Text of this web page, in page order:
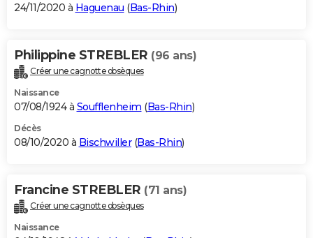
24/11/2020 à Haguenau (Bas-Rhin)
Philippine STREBLER (96 ans)
Créer une cagnotte obsèques
Naissance
07/08/1924 à Soufflenheim (Bas-Rhin)
Décès
08/10/2020 à Bischwiller(Bas-Rhin)
Francine STREBLER (71 ans)
Créer une cagnotte obsèques
Naissance